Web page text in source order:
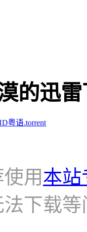
迅雷
粤语.torrent
用本站
下载等